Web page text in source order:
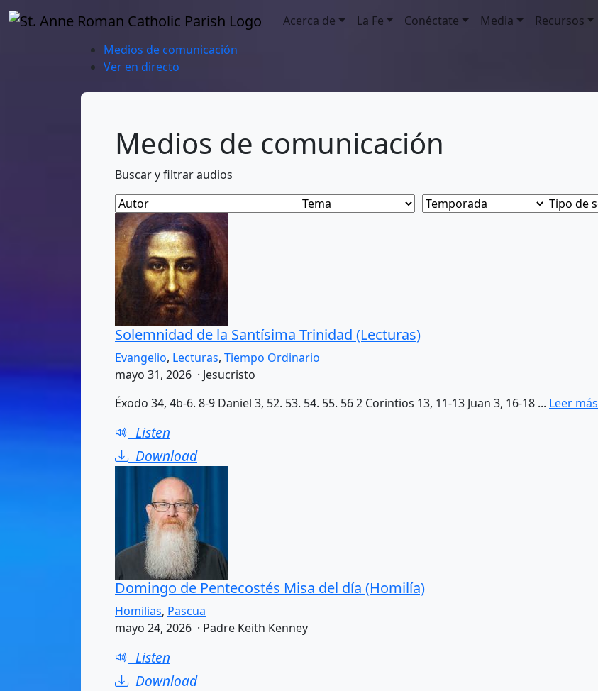
Acerca de La Fe Conéctate Media Recursos
Medios de comunicación
Ver en directo
Medios de comunicación
Buscar y filtrar audios
Solemnidad de la Santísima Trinidad (Lecturas)
Evangelio, Lecturas, Tiempo Ordinario
mayo 31, 2026 · Jesucristo
Éxodo 34, 4b-6. 8-9 Daniel 3, 52. 53. 54. 55. 56 2 Corintios 13, 11-13 Juan 3, 16-18 ... Leer más
Listen
Download
Domingo de Pentecostés Misa del día (Homilía)
Homilias, Pascua
mayo 24, 2026 · Padre Keith Kenney
Listen
Download